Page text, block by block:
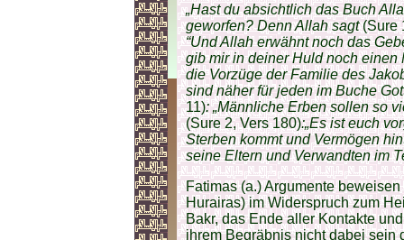
„Hast du absichtlich das Buch
geworfen? Denn Allah sagt(Sure
“Und Allah erwähnt noch das
gib mir in deiner Huld noch
die Vorzüge der Familie des
sind näher für jeden im Buche
11): „Männliche Erben sollen so
(Sure 2, Vers 180):„Es ist euch
Sterben kommt und Vermögen
seine Eltern und Verwandten im
Fatimas (a.) Argumente
Hurairas) im Widerspruch zum
Bakr, das Ende aller Kontakte
ihrem Begräbnis nicht dabei sein